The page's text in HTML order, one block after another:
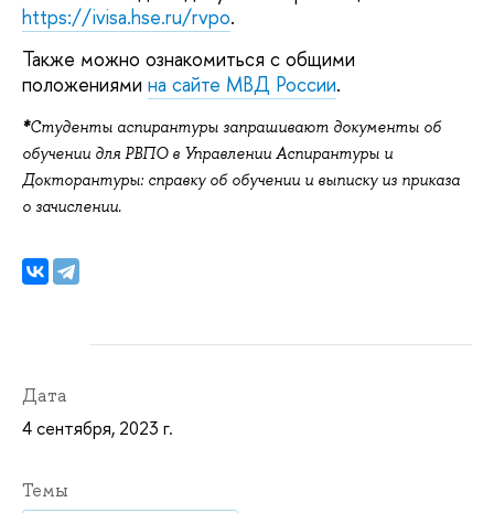
https://ivisa.hse.ru/rvpo.
Также можно ознакомиться с общими
положениями на сайте МВД России.
*Студенты аспирантуры запрашивают документы об
обучении для РВПО в Управлении Аспирантуры и
Докторантуры: справку об обучении и выписку из приказа
о зачислении.
Дата
4 сентября, 2023 г.
Темы